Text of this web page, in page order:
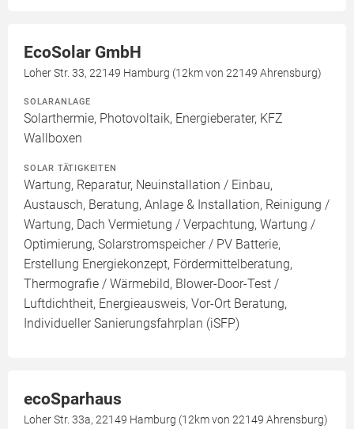
EcoSolar GmbH
Loher Str. 33, 22149 Hamburg (12km von 22149 Ahrensburg)
SOLARANLAGE
Solarthermie, Photovoltaik, Energieberater, KFZ
Wallboxen
SOLAR TÄTIGKEITEN
Wartung, Reparatur, Neuinstallation / Einbau,
Austausch, Beratung, Anlage & Installation, Reinigung /
Wartung, Dach Vermietung / Verpachtung, Wartung /
Optimierung, Solarstromspeicher / PV Batterie,
Erstellung Energiekonzept, Fördermittelberatung,
Thermografie / Wärmebild, Blower-Door-Test /
Luftdichtheit, Energieausweis, Vor-Ort Beratung,
Individueller Sanierungsfahrplan (iSFP)
ecoSparhaus
Loher Str. 33a, 22149 Hamburg (12km von 22149 Ahrensburg)